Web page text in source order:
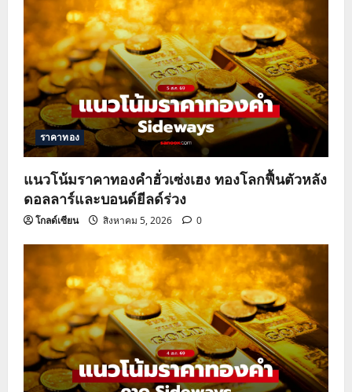
ราคาทอง
แนวโน้มราคาทองคำฮั่วเซ่งเฮง ทองโลกฟื้นตัวหลัง
ดอลลาร์และบอนด์ยีลด์ร่วง
โกลด์เซียน สิงหาคม 5, 2026 0